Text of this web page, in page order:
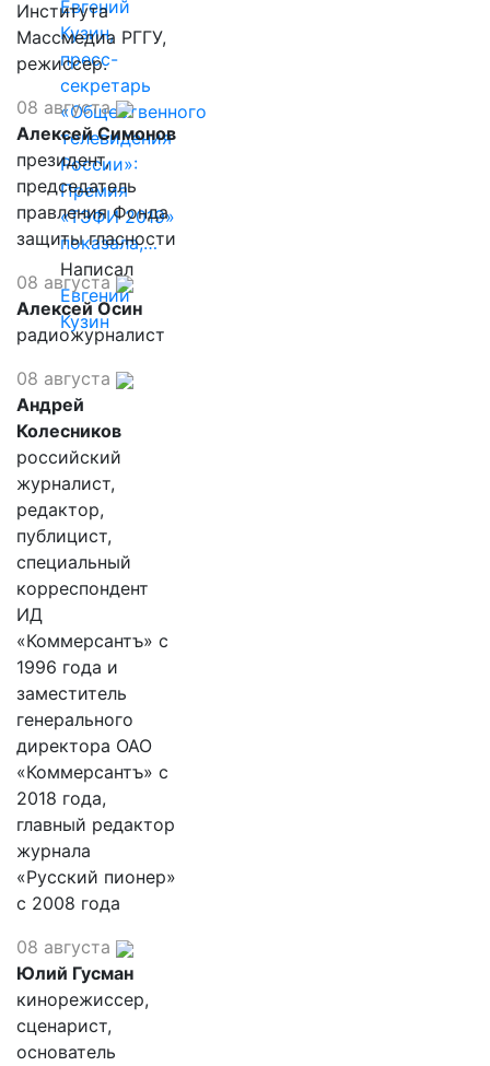
Евгений
Кузин,
пресс-
секретарь
«Общественного
телевидения
России»:
Премия
«ТЭФИ 2019»
показала,…
Написал
Евгений
Кузин
Института
Массмедиа РГГУ,
режиссер.
08 августа
Алексей Симонов
президент,
председатель
правления Фонда
защиты гласности
08 августа
Алексей Осин
радиожурналист
08 августа
Андрей
Колесников
российский
журналист,
редактор,
публицист,
специальный
корреспондент
ИД
«Коммерсантъ» с
1996 года и
заместитель
генерального
директора ОАО
«Коммерсантъ» с
2018 года,
главный редактор
журнала
«Русский пионер»
с 2008 года
08 августа
Юлий Гусман
кинорежиссер,
сценарист,
основатель